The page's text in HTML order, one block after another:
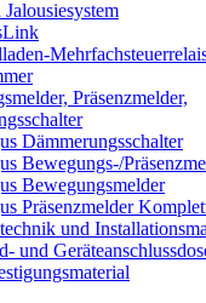
Präsenzmelder,
Dämmerungsschalter
Bewegungs-/
Bewegungsmelder
Präsenzmelder
und
und